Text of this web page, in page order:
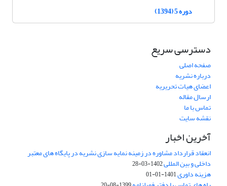
دوره 5 (1394)
دسترسی سریع
صفحه اصلی
درباره نشریه
اعضای هیات تحریریه
ارسال مقاله
تماس با ما
نقشه سایت
آخرین اخبار
انعقاد قرارداد مشاوره در زمینه نمایه سازی نشریه در پایگاه های معتبر
داخلی و بین المللی1402-03-28
هزینه داوری1401-01-01